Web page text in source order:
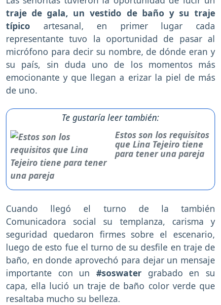
traje de gala, un vestido de baño y su traje
típico artesanal, en primer lugar cada
representante tuvo la oportunidad de pasar al
micrófono para decir su nombre, de dónde eran y
su país, sin duda uno de los momentos más
emocionante y que llegan a erizar la piel de más
de uno.
Te gustaría leer también:
Estos son los requisitos
que Lina Tejeiro tiene
para tener una pareja
Cuando llegó el turno de la también
Comunicadora social su templanza, carisma y
seguridad quedaron firmes sobre el escenario,
luego de esto fue el turno de su desfile en traje de
baño, en donde aprovechó para dejar un mensaje
importante con un #soswater grabado en su
capa, ella lució un traje de baño color verde que
resaltaba mucho su belleza.